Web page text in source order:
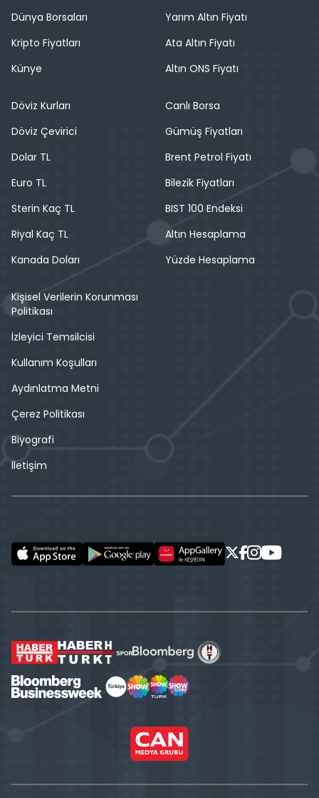
Dünya Borsaları
Kripto Fiyatları
Künye
Yarım Altın Fiyatı
Ata Altın Fiyatı
Altın ONS Fiyatı
Döviz Kurları
Döviz Çevirici
Dolar TL
Euro TL
Sterin Kaç TL
Riyal Kaç TL
Kanada Doları
Canlı Borsa
Gümüş Fiyatları
Brent Petrol Fiyatı
Bilezik Fiyatları
BIST 100 Endeksi
Altın Hesaplama
Yüzde Hesaplama
Kişisel Verilerin Korunması
Politikası
İzleyici Temsilcisi
Kullanım Koşulları
Aydınlatma Metni
Çerez Politikası
Biyografi
İletişim